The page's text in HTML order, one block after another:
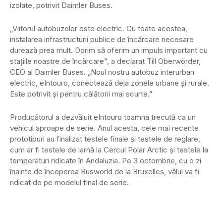
izolate, potrivit Daimler Buses.
„Viitorul autobuzelor este electric. Cu toate acestea,
instalarea infrastructurii publice de încărcare necesare
durează prea mult. Dorim să oferim un impuls important cu
stațiile noastre de încărcare”, a declarat Till Oberwörder,
CEO al Daimler Buses. „Noul nostru autobuz interurban
electric, eIntouro, conectează deja zonele urbane și rurale.
Este potrivit și pentru călătorii mai scurte.”
Producătorul a dezvăluit eIntouro toamna trecută ca un
vehicul aproape de serie. Anul acesta, cele mai recente
prototipuri au finalizat testele finale și testele de reglare,
cum ar fi testele de iarnă la Cercul Polar Arctic și testele la
temperaturi ridicate în Andaluzia. Pe 3 octombrie, cu o zi
înainte de începerea Busworld de la Bruxelles, vălul va fi
ridicat de pe modelul final de serie.